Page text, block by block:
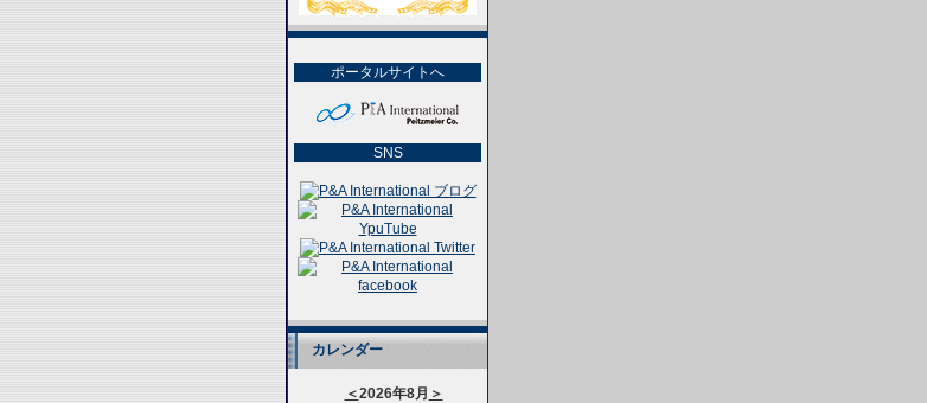
ポータルサイトへ
SNS
カレンダー
＜2026年8月 ＞